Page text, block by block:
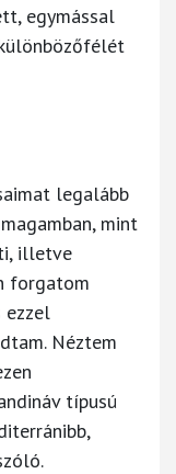
egymással
legalább
mint
illetve
forgatom
ezzel
Néztem
típusú